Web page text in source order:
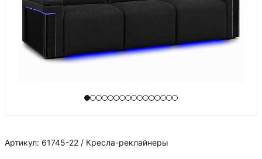
Артикул: 61745-22 / Кресла-реклайнеры